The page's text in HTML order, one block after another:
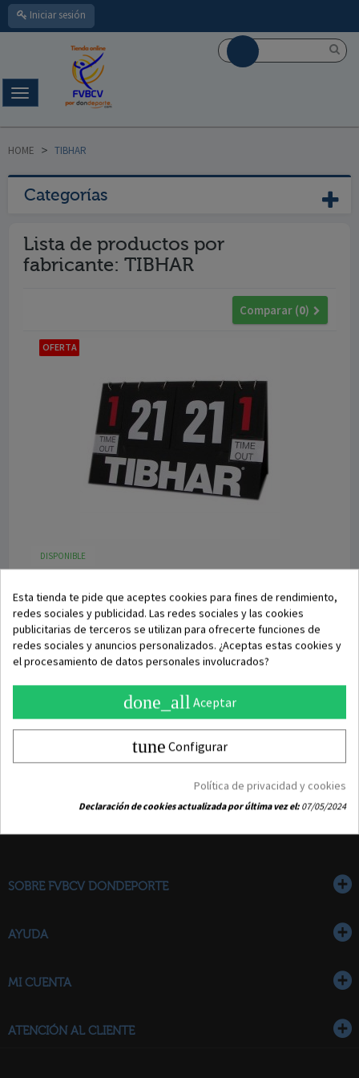
Iniciar sesión
Navegación
Toggle
HOME > TIBHAR
Categorías
Lista de productos por
fabricante: TIBHAR
Comparar (0)
OFERTA
DISPONIBLE
34,95 € 44,50 €
Añadir a la cesta
Mostrando1 - 1 de 1 artículo
SOBRE FVBCV DONDEPORTE
AYUDA
MI CUENTA
ATENCIÓN AL CLIENTE
Esta tienda te pide que aceptes cookies para fines de rendimiento,
redes sociales y publicidad. Las redes sociales y las cookies
publicitarias de terceros se utilizan para ofrecerte funciones de
redes sociales y anuncios personalizados. ¿Aceptas estas cookies y
el procesamiento de datos personales involucrados?
done_all Aceptar
tune Configurar
Política de privacidad y cookies
Declaración de cookies actualizada por última vez el: 07/05/2024